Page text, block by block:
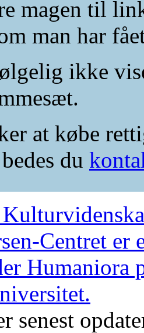
magen til
man har
ikke
at købe
du
senest